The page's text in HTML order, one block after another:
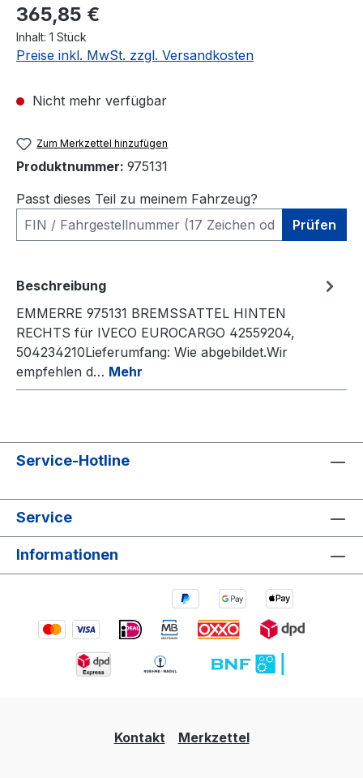
Regulärer Preis:
365,85 €
Inhalt: 1 Stück
Preise inkl. MwSt. zzgl. Versandkosten
Nicht mehr verfügbar
Zum Merkzettel hinzufügen
Produktnummer: 975131
Passt dieses Teil zu meinem Fahrzeug?
Prüfen
Beschreibung
EMMERRE 975131 BREMSSATTEL HINTEN
RECHTS für IVECO EUROCARGO 42559204,
504234210Lieferumfang: Wie abgebildet.Wir
empfehlen d… Mehr
Service-Hotline
Service
Informationen
Kontakt Merkzettel